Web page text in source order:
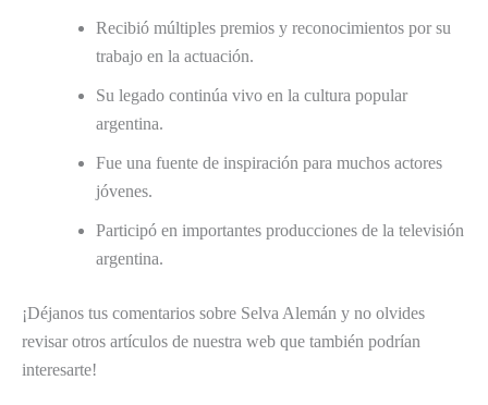
Recibió múltiples premios y reconocimientos por su
trabajo en la actuación.
Su legado continúa vivo en la cultura popular
argentina.
Fue una fuente de inspiración para muchos actores
jóvenes.
Participó en importantes producciones de la televisión
argentina.
¡Déjanos tus comentarios sobre Selva Alemán y no olvides
revisar otros artículos de nuestra web que también podrían
interesarte!